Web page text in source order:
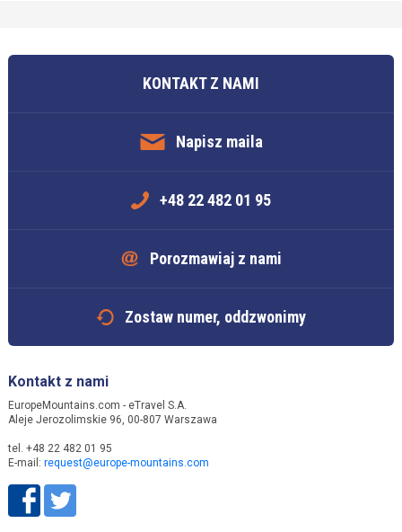
KONTAKT Z NAMI
Napisz maila
+48 22 482 01 95
Porozmawiaj z nami
Zostaw numer, oddzwonimy
Kontakt z nami
EuropeMountains.com - eTravel S.A.
Aleje Jerozolimskie 96, 00-807 Warszawa
tel. +48 22 482 01 95
E-mail: request@europe-mountains.com